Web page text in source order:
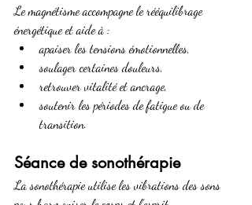
Le magnétisme accompagne le rééquilibrage
énergétique et aide à :
apaiser les tensions émotionnelles,
soulager certaines douleurs,
retrouver vitalité et ancrage,
soutenir les périodes de fatigue ou de
transition.
Séance de sonothérapie
La sonothérapie utilise les vibrations des sons